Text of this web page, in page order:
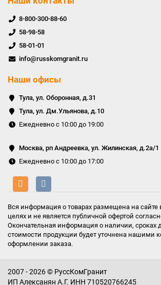
8-800-300-88-60
58-98-58
58-01-01
info@russkomgranit.ru
Наши офисы
Тула, ул. Оборонная, д.31
Тула, ул. Дм.Ульянова, д.10
Ежедневно с 10:00 до 19:00
Москва, рп Андреевка, ул. Жилинская, д.2а/1
Ежедневно с 10:00 до 17:00
Вся информация о товарах размещена на сайте
целях и не является публичной офертой
Окончательная информация о наличии, сроках
стоимости продукции будет уточнена нашими
оформлении заказа.
2007 - 2026 © РуссКомГранит
ИП Алексанян А.Г. ИНН 710520766245